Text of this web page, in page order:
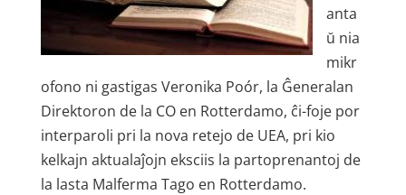
anta
ŭ nia
mikr
ofono ni gastigas Veronika Poór, la Ĝeneralan
Direktoron de la CO en Rotterdamo, ĉi-foje por
interparoli pri la nova retejo de UEA, pri kio
kelkajn aktualaĵojn eksciis la partoprenantoj de
la lasta Malferma Tago en Rotterdamo.